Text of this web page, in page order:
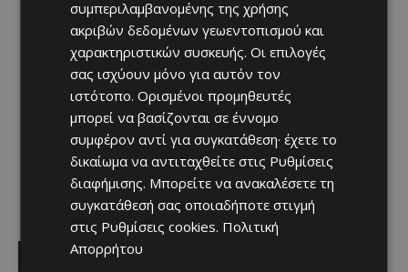
Αθλητικά
συμπεριλαμβανομένης της χρήσης
ακριβών δεδομένων γεωεντοπισμού και
χαρακτηριστικών συσκευής. Οι επιλογές
σας ισχύουν μόνο για αυτόν τον
ιστότοπο. Ορισμένοι προμηθευτές
μπορεί να βασίζονται σε έννομο
συμφέρον αντί για συγκατάθεση· έχετε το
δικαίωμα να αντιταχθείτε στις Ρυθμίσεις
διαφήμισης. Μπορείτε να ανακαλέσετε τη
συγκατάθεσή σας οποιαδήποτε στιγμή
στις Ρυθμίσεις cookies. Πολιτική
Απορρήτου